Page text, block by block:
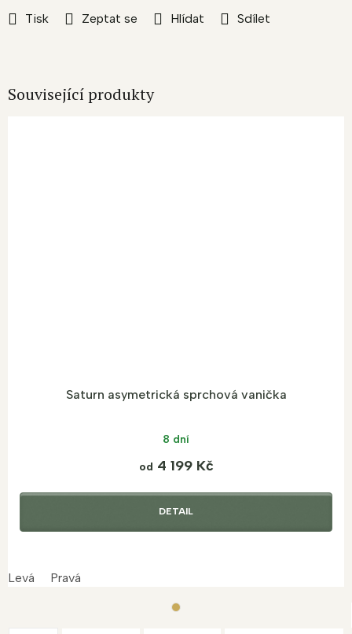
Tisk Zeptat se Hlídat Sdílet
Související produkty
Saturn asymetrická sprchová vanička
8 dní
od 4 199 Kč
DETAIL
Levá Pravá